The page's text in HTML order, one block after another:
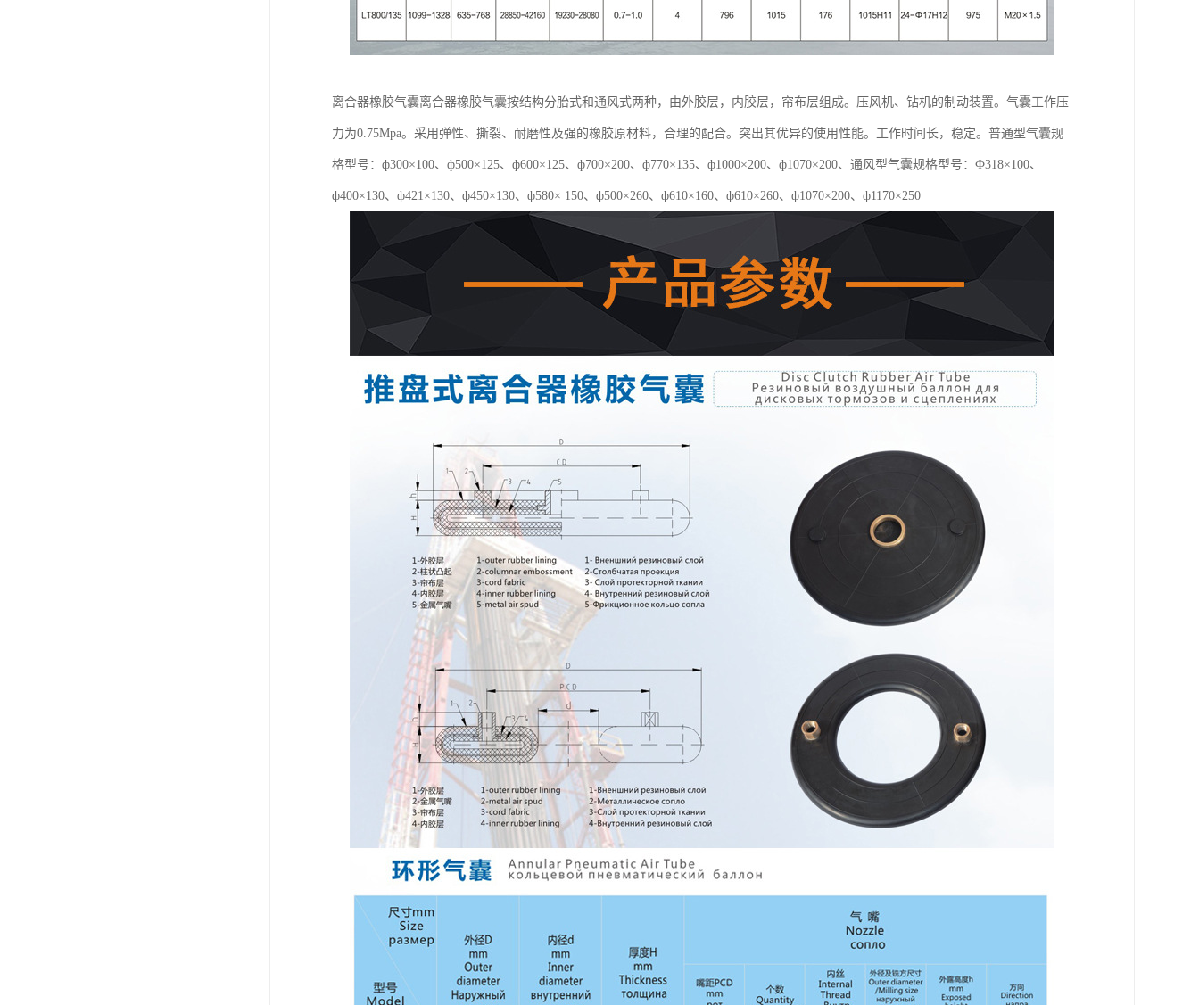
离合器橡胶气囊离合器橡胶气囊按结构分胎式和通风式两种，由外胶层，内胶层，帘布层组成。压风机、钻机的制动装置。气囊工作压
力为0.75Mpa。采用弹性、撕裂、耐磨性及强的橡胶原材料，合理的配合。突出其优异的使用性能。工作时间长，稳定。普通型气囊规
格型号：ф300×100、ф500×125、ф600×125、ф700×200、ф770×135、ф1000×200、ф1070×200、通风型气囊规格型号：Ф318×100、
ф400×130、ф421×130、ф450×130、ф580× 150、ф500×260、ф610×160、ф610×260、ф1070×200、ф1170×250